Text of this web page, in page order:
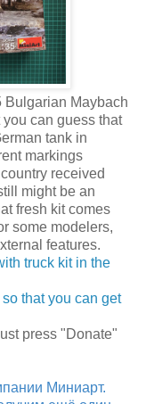
Bulgarian Maybach
can guess that
tank in
markings
received
might be an
fresh kit comes
some modelers,
features.
truck kit in the
that you can get
press "Donate"
Миниарт.